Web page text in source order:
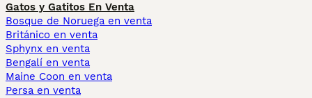
Gatos y Gatitos En Venta
Bosque de Noruega en venta
Británico en venta
Sphynx en venta
Bengalí en venta
Maine Coon en venta
Persa en venta